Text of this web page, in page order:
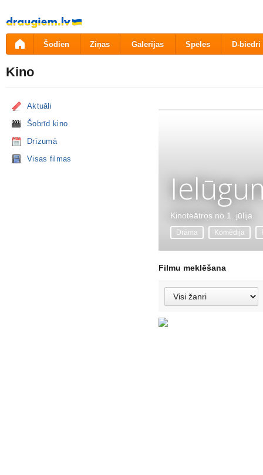
Pāriet
uz
saturu
Šodien Ziņas Galerijas Spēles D-biedri
Kino
Aktuāli
Šobrīd kino
Drīzumā
Visas filmas
Kinoteātros no 1. jūlija
Drāma Komēdija
Filmu meklēšana